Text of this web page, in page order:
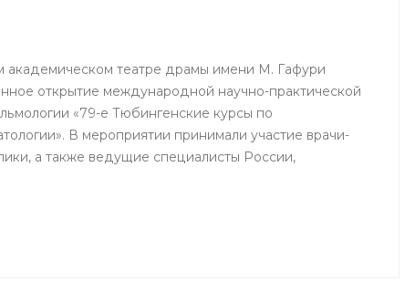
академическом театре драмы имени М. Гафури
открытие международной научно-практической
«79-е Тюбингенские курсы по
В мероприятии принимали участие врачи-
а также ведущие специалисты России,